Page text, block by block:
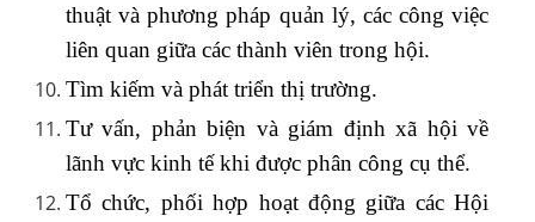
thuật và phương pháp quản lý, các công việc
liên quan giữa các thành viên trong hội.
Tìm kiếm và phát triển thị trường.
Tư vấn, phản biện và giám định xã hội về
lãnh vực kinh tế khi được phân công cụ thể.
Tổ chức, phối hợp hoạt động giữa các Hội